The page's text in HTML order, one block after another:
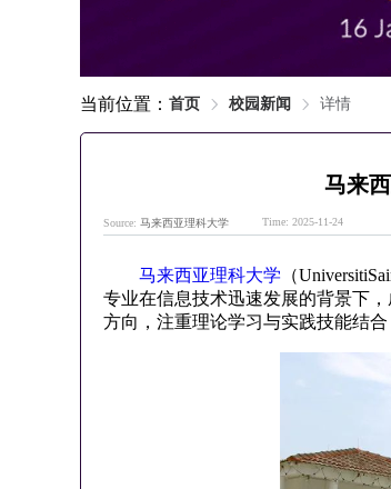
当前位置： 首页 校园新闻 详情
马来
Source: 马来西亚理科大学 Time: 2025-11-24
马来西亚理科大学 （
专业在信息技术迅速发展的背景下
方向，注重理论学习与实践技能结